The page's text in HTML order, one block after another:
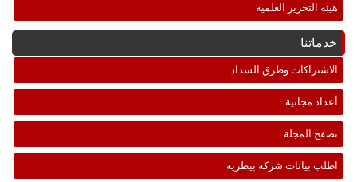
هيئة التحرير العلمية
خدماتنا
الاشتراكات وطرق السداد
أعداد مجانية
تصفح المجلة
اطلب بيانات شركة بيطرية